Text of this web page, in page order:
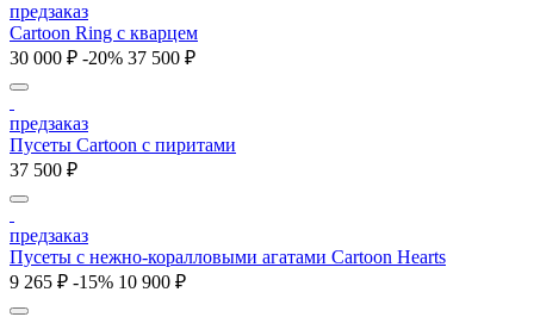
предзаказ
Cartoon Ring с кварцем
30 000 ₽ -20% 37 500 ₽
предзаказ
Пусеты Cartoon c пиритами
37 500 ₽
предзаказ
Пусеты c нежно-коралловыми агатами Cartoon Hearts
9 265 ₽ -15% 10 900 ₽